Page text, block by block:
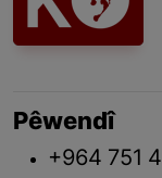
Pêwendî
+964 751